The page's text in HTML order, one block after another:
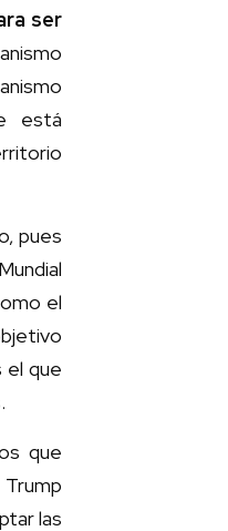
ser
está
pues
el
el que
que
las